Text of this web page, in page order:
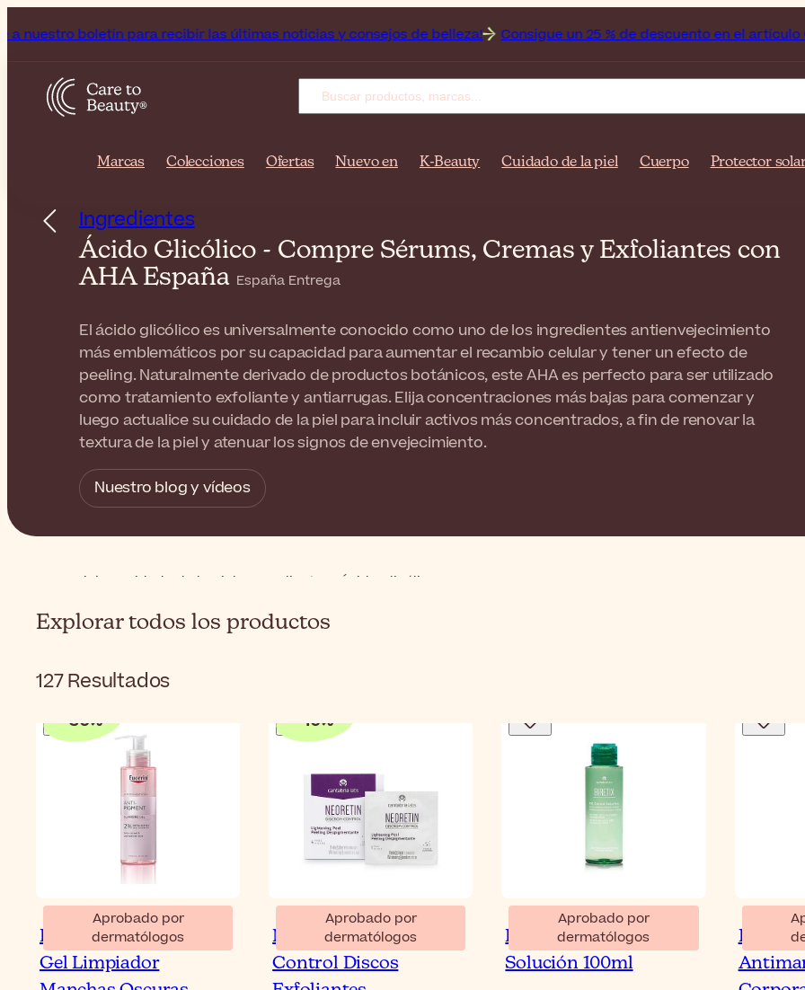
para recibir las últimas noticias y consejos de belleza! Consigue un 25 % de descuento en el artículo Off sobre el
Marcas Colecciones Ofertas Nuevo en K-Beauty Cuidado de la piel Cuerpo Protector
Ingredientes
Ácido Glicólico - Compre Sérums, Cremas y Exfoliantes con
AHA España España Entrega
Nuestro blog y vídeos
El ácido glicólico es universalmente conocido como uno de los ingredientes antienvejecimiento
más emblemáticos por su capacidad para aumentar el recambio celular y tener un efecto de
peeling. Naturalmente derivado de productos botánicos, este AHA es perfecto para ser utilizado
como tratamiento exfoliante y antiarrugas. Elija concentraciones más bajas para comenzar y
luego actualice su cuidado de la piel para incluir activos más concentrados, a fin de renovar la
textura de la piel y atenuar los signos de envejecimiento.
Inicio Cuidado de la piel Ingredientes Ácido glicólico
Explorar todos los productos
127Resultados
-30%
Aprobado por
dermatólogos
Eucerin Anti-Pigment
Gel Limpiador
-10%
Aprobado por
dermatólogos
Neoretin Discrom
Control Discos
Aprobado por
dermatólogos
Biretix Oil Control
Solución 100ml
Biretix